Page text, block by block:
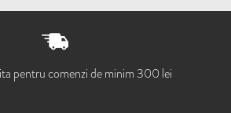
pentru comenzi de minim 300 lei